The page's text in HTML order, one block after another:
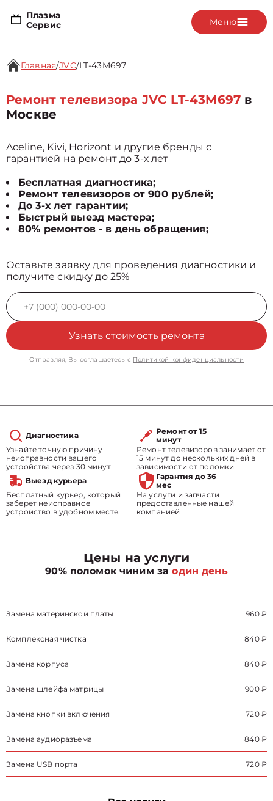
Плазма
Сервис
Меню
Главная/JVC/LT-43M697
Ремонт телевизора JVC LT-43M697 в
Москве
Aceline, Kivi, Horizont и другие бренды с
гарантией на ремонт до 3-х лет
Бесплатная диагностика;
Ремонт телевизоров от 900 рублей;
До 3-х лет гарантии;
Быстрый выезд мастера;
80% ремонтов - в день обращения;
Оставьте заявку для проведения диагностики и
получите скидку до 25%
Узнать стоимость ремонта
Отправляя, Вы соглашаетесь с Политикой конфиденциальности
Диагностика
Узнайте точную причину
неисправности вашего
устройства через 30 минут
Ремонт от 15
минут
Ремонт телевизоров занимает от
15 минут до нескольких дней в
зависимости от поломки
Выезд курьера
Бесплатный курьер, который
заберет неисправное
устройство в удобном месте.
Гарантия до 36
мес
На услуги и запчасти
предоставленные нашей
компанией
Цены на услуги
90% поломок чиним заодин день
Замена материнской платы 960 ₽
Комплексная чистка 840 ₽
Замена корпуса 840 ₽
Замена шлейфа матрицы 900 ₽
Замена кнопки включения 720 ₽
Замена аудиоразъема 840 ₽
Замена USB порта 720 ₽